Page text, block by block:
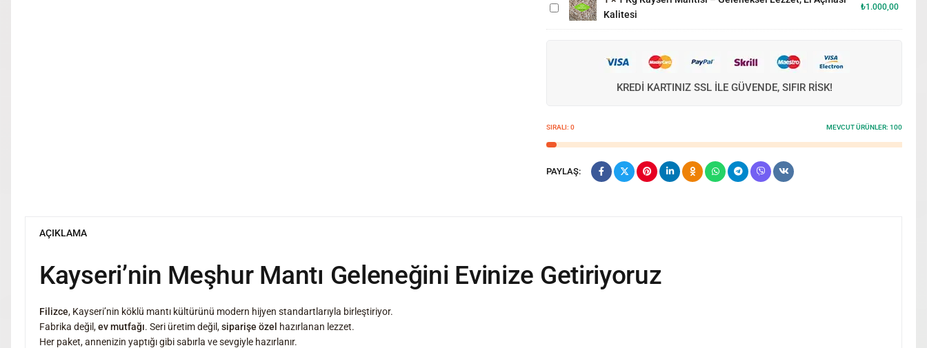
Lezzet, El
Açması
Kalitesi
₺1.000,00
KREDI KARTINIZ SSL ILE GÜVENDE, SIFIR RISK!
SIRALI: 0 MEVCUT ÜRÜNLER: 100
PAYLAŞ:
AÇIKLAMA
Kayseri’nin Meşhur Mantı Geleneğini Evinize Getiriyoruz
Filizce, Kayseri’nin köklü mantı kültürünü modern hijyen standartlarıyla birleştiriyor.
Fabrika değil,ev mutfağı. Seri üretim değil,siparişe özel
hazırlanan lezzet.
Her paket, annenizin yaptığı gibi sabırla ve sevgiyle hazırlanır.